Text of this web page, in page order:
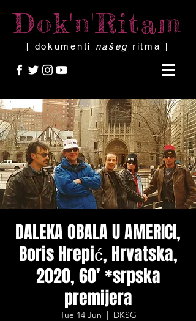
Dok'n'Ritam
[ dokumenti našeg ritma ]
DALEKA OBALA U AMERICI,
Boris Hrepić, Hrvatska,
2020, 60’ *srpska
premijera
Tue 14 Jun
  |
DKSG